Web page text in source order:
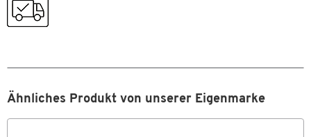
Ähnliches Produkt von unserer Eigenmarke